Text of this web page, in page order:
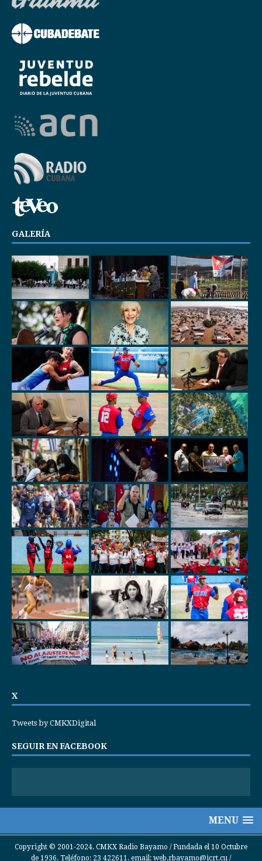
GALERÍA
X
Tweets by CMKXDigital
SEGUIR EN FACEBOOK
MENU
Copyright © 2001-2024. CMKX Radio Bayamo / Fundada el 10 Octubre
de 1936. Teléfono: 23 422611. email: web.rbayamo@icrt.cu /